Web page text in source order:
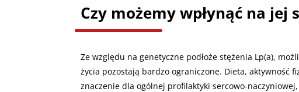
Czy możemy wpłynąć na jej
Ze względu na genetyczne podłoże stężenia Lp(a),
życia pozostają bardzo ograniczone. Dieta, aktywność
znaczenie dla ogólnej profilaktyki sercowo-